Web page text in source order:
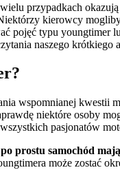
przypadkach
kierowcy mogliby
pojęć typu youngtimer
naszego krótkiego
wspomnianej kwestii
niektóre osoby
pasjonatów
prostu samochód
może zostać